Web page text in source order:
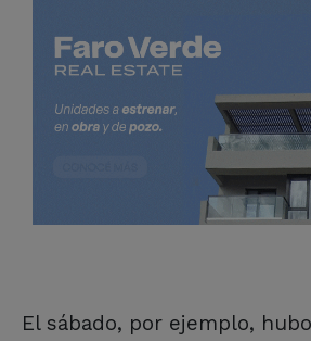
El sábado, por ejemplo,